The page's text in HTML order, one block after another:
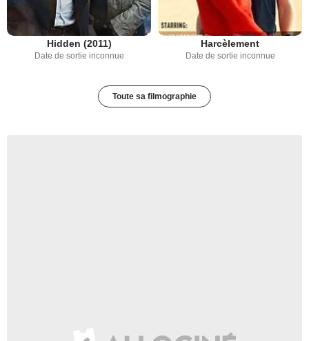
Hidden (2011)
Date de sortie inconnue
Harcèlement
Date de sortie inconnue
Toute sa filmographie